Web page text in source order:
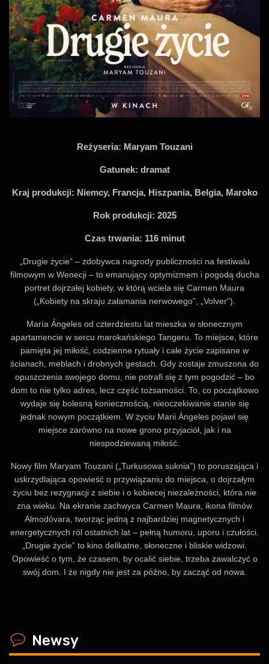
Reżyseria: Maryam Touzani
Gatunek: dramat
Kraj produkcji: Niemcy, Francja, Hiszpania, Belgia, Maroko
Rok produkcji: 2025
Czas trwania: 116 minut
„Drugie życie” – zdobywca nagrody publiczności na festiwalu
filmowym w Wenecji – to emanujący optymizmem i pogodą ducha
portret dojrzałej kobiety, w którą wciela się Carmen Maura
(„Kobiety na skraju załamania nerwowego”, „Volver”).
María Ángeles od czterdziestu lat mieszka w słonecznym
apartamencie w sercu marokańskiego Tangeru. To miejsce, które
pamięta jej miłość, codzienne rytuały i całe życie zapisane w
ścianach, meblach i drobnych gestach. Gdy zostaje zmuszona do
opuszczenia swojego domu, nie potrafi się z tym pogodzić – bo
dom to nie tylko adres, lecz część tożsamości. To, co początkowo
wydaje się bolesną koniecznością, nieoczekiwanie stanie się
jednak nowym początkiem. W życiu Marii Ángeles pojawi się
miejsce zarówno na nowe grono przyjaciół, jak i na
niespodziewaną miłość.
Nowy film Maryam Touzani („Turkusowa suknia”) to poruszająca i
uskrzydlająca opowieść o przywiązaniu do miejsca, o dojrzałym
życiu bez rezygnacji z siebie i o kobiecej niezależności, która nie
zna wieku. Na ekranie zachwyca Carmen Maura, ikona filmów
Almodóvara, tworząc jedną z najbardziej magnetycznych i
energetycznych ról ostatnich lat – pełną humoru, uporu i czułości.
„Drugie życie” to kino delikatne, słoneczne i bliskie widzowi.
Opowieść o tym, że czasem, by ocalić siebie, trzeba zawalczyć o
swój dom. I że nigdy nie jest za późno, by zacząć od nowa.
x Newsy